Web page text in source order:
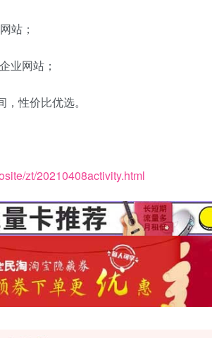
站；
业网站；
性价比优选。
zt/20210408activity.html